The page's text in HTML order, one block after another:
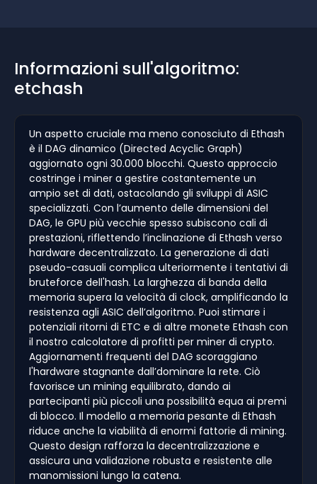
Informazioni sull'algoritmo:
etchash
Un aspetto cruciale ma meno conosciuto di Ethash
è il DAG dinamico (Directed Acyclic Graph)
aggiornato ogni 30.000 blocchi. Questo approccio
costringe i miner a gestire costantemente un
ampio set di dati, ostacolando gli sviluppi di ASIC
specializzati. Con l’aumento delle dimensioni del
DAG, le GPU più vecchie spesso subiscono cali di
prestazioni, riflettendo l’inclinazione di Ethash verso
hardware decentralizzato. La generazione di dati
pseudo-casuali complica ulteriormente i tentativi di
bruteforce dell'hash. La larghezza di banda della
memoria supera la velocità di clock, amplificando la
resistenza agli ASIC dell’algoritmo. Puoi stimare i
potenziali ritorni di ETC e di altre monete Ethash con
il nostro calcolatore di profitti per miner di crypto.
Aggiornamenti frequenti del DAG scoraggiano
l'hardware stagnante dall’dominare la rete. Ciò
favorisce un mining equilibrato, dando ai
partecipanti più piccoli una possibilità equa ai premi
di blocco. Il modello a memoria pesante di Ethash
riduce anche la viabilità di enormi fattorie di mining.
Questo design rafforza la decentralizzazione e
assicura una validazione robusta e resistente alle
manomissioni lungo la catena.